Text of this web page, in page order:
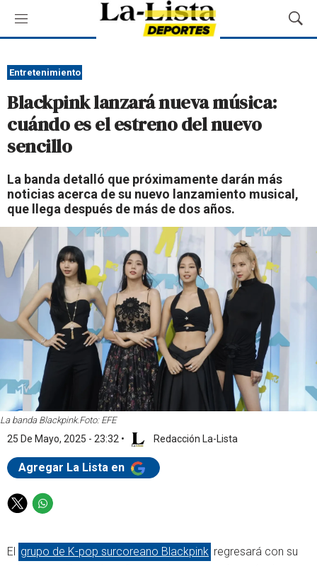
M
e
ú
M
o
e
Entretenimiento
Blackpink lanzará nueva música:
cuándo es el estreno del nuevo
sencillo
La banda detalló que próximamente darán más
noticias acerca de su nuevo lanzamiento musical,
que llega después de más de dos años.
La banda Blackpink.Foto: EFE
25 De Mayo, 2025 - 23:32 • Redacción La-Lista
Agregar La Lista en
T
i
W
a
t
El grupo de K-pop surcoreano Blackpink regresará con su